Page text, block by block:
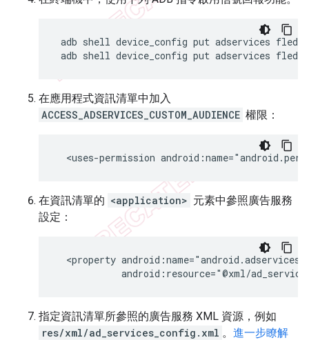
adb shell device_config put adservices
adb shell device_config put adservices
在應用程式資訊清單中加入
ACCESS_ADSERVICES_CUSTOM_AUDIENCE 權限：
<uses-permission
在資訊清單的 <application> 元素中參照廣告服務
設定：
<property
android:resource="@xml/
指定資訊清單所參照的廣告服務 XML 資源，例如
res/xml/ad_services_config.xml 。 進一步瞭解